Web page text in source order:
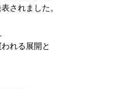
されました。
れる展開と